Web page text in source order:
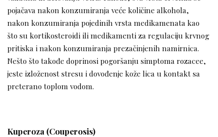
pojačava nakon konzumiranja veće količine alkohola,
nakon konzumiranja pojedinih vrsta medikamenata kao
što su kortikosteroidi ili medikamenti za regulaciju krvnog
pritiska i nakon konzumiranja prezačinjenih namirnica.
Nešto što takođe doprinosi pogoršanju simptoma rozacee,
jeste izloženost stresu i dovođenje kože lica u kontakt sa
preterano toplom vodom.
Kuperoza (Couperosis)